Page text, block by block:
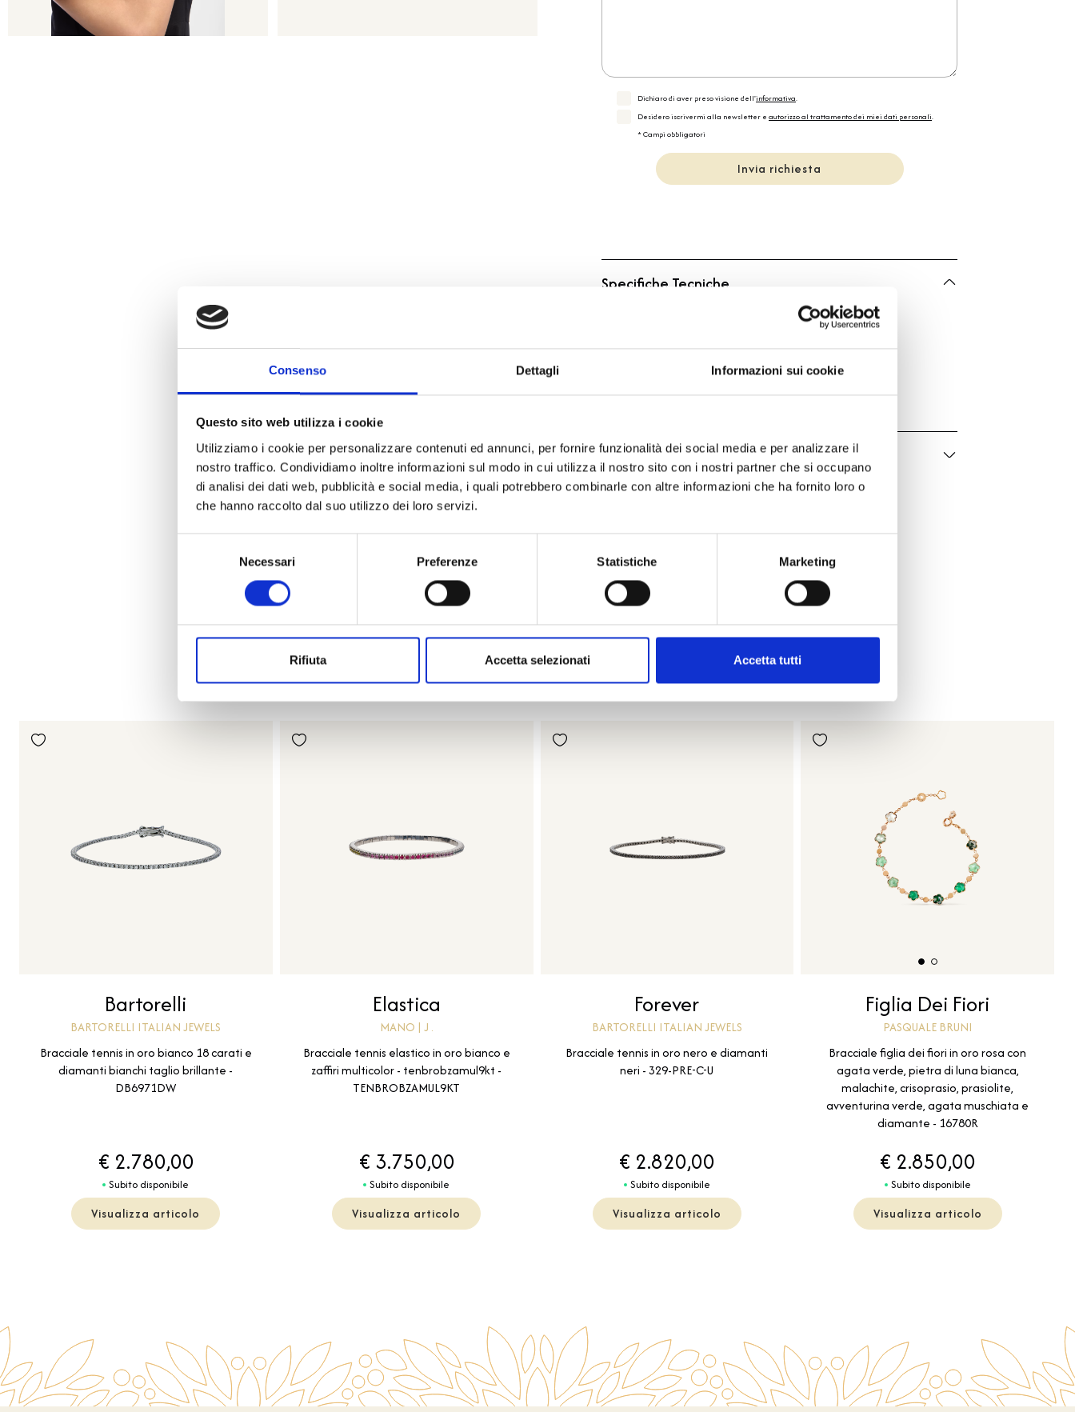
Consenso Dettagli Informazioni sui cookie
Questo sito web utilizza i cookie
Utilizziamo i cookie per personalizzare contenuti ed annunci, per fornire funzionalità dei social media e per analizzare il
nostro traffico. Condividiamo inoltre informazioni sul modo in cui utilizza il nostro sito con i nostri partner che si occupano
di analisi dei dati web, pubblicità e social media, i quali potrebbero combinarle con altre informazioni che ha fornito loro o
che hanno raccolto dal suo utilizzo dei loro servizi.
Necessari Preferenze Statistiche Marketing
Rifiuta Accetta selezionati Accetta tutti
Dichiaro di aver preso visione dell'informativa.
Desidero iscrivermi alla newsletter e autorizzo al trattamento dei miei dati personali.
* Campi obbligatori
Invia richiesta
Specifiche Tecniche
Collezione
Bvlgari Bvlgari
BR860205
Per
Donna
Descrizione
PRODOTTI SIMILI
La nostra selezione di prodotti scelti per te
Bartorelli
BARTORELLI ITALIAN JEWELS
Bracciale tennis in oro bianco 18 carati e
diamanti bianchi taglio brillante -
DB6971DW
€ 2.780,00
Subito disponibile
Visualizza articolo
Elastica
MANO | J .
Bracciale tennis elastico in oro bianco e
zaffiri multicolor - tenbrobzamul9kt -
TENBROBZAMUL9KT
€ 3.750,00
Subito disponibile
Visualizza articolo
Forever
BARTORELLI ITALIAN JEWELS
Bracciale tennis in oro nero e diamanti
neri - 329-PRE-C-U
€ 2.820,00
Subito disponibile
Visualizza articolo
Figlia Dei Fiori
PASQUALE BRUNI
Bracciale figlia dei fiori in oro rosa con
agata verde, pietra di luna bianca,
malachite, crisoprasio, prasiolite,
avventurina verde, agata muschiata e
diamante - 16780R
€ 2.850,00
Subito disponibile
Visualizza articolo